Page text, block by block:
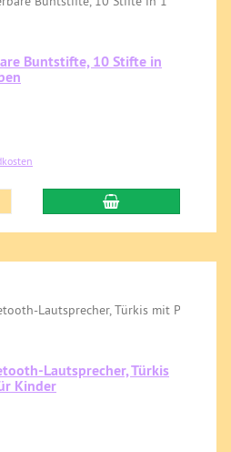
Buntstifte, 10 Stifte in
Lautsprecher, Türkis
Kinder